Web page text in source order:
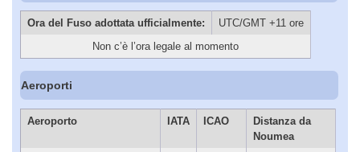
Ora del Fuso adottata ufficialmente:
UTC/GMT +11 ore
Non c’è l’ora legale al momento
Aeroporti
Aeroporto IATA ICAO
Distanza da
Noumea